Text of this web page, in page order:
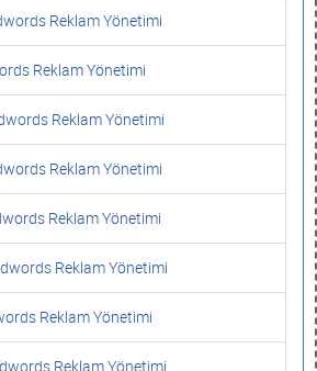
Reklam Yönetimi
Reklam Yönetimi
Reklam Yönetimi
Reklam Yönetimi
Reklam Yönetimi
Reklam Yönetimi
Reklam Yönetimi
Reklam Yönetimi